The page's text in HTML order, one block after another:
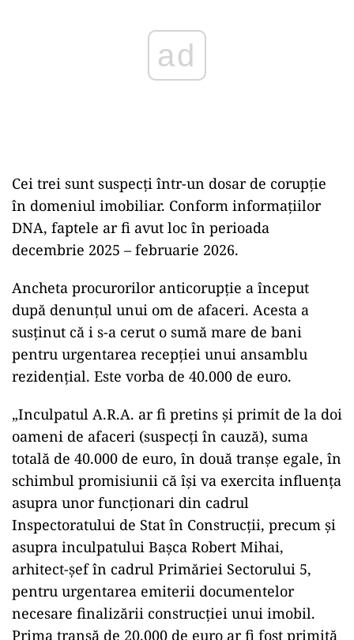
Cei trei sunt suspecți într-un dosar de corupție
în domeniul imobiliar. Conform informațiilor
DNA, faptele ar fi avut loc în perioada
decembrie 2025 – februarie 2026.
Ancheta procurorilor anticorupție a început
după denunțul unui om de afaceri. Acesta a
susținut că i s-a cerut o sumă mare de bani
pentru urgentarea recepției unui ansamblu
rezidențial. Este vorba de 40.000 de euro.
„Inculpatul A.R.A. ar fi pretins și primit de la doi
oameni de afaceri (suspecți în cauză), suma
totală de 40.000 de euro, în două tranșe egale, în
schimbul promisiunii că își va exercita influența
asupra unor funcționari din cadrul
Inspectoratului de Stat în Construcții, precum și
asupra inculpatului Bașca Robert Mihai,
arhitect-șef în cadrul Primăriei Sectorului 5,
pentru urgentarea emiterii documentelor
necesare finalizării construcției unui imobil.
Prima tranșă de 20.000 de euro ar fi fost primită